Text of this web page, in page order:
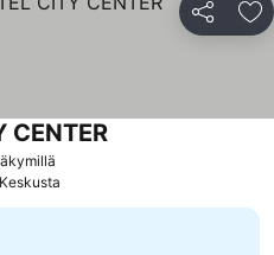
Jaa
CENTERKatso hinnat